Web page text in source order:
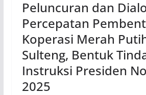
Peluncuran dan
Percepatan
Koperasi Merah
Sulteng, Bentuk
Instruksi Presiden
2025